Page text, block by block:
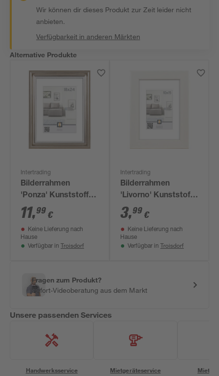
Wir können dir dieses Produkt zur Zeit leider nicht
anbieten.
Verfügbarkeit in anderen Märkten
Alternative Produkte
Intertrading
Bilderrahmen
'Ponza' Kunststoff
silber/gold 18 x 24
cm
11,99 €
Keine Lieferung nach
Hause
Verfügbar in Troisdorf
Intertrading
Bilderrahmen
'Livorno' Kunststoff
weiß 10 x 15 cm
3,99 €
Keine Lieferung nach
Hause
Verfügbar in Troisdorf
Fragen zum Produkt?
Sofort-Videoberatung aus dem Markt
Unsere passenden Services
Handwerksservice Mietgeräteservice